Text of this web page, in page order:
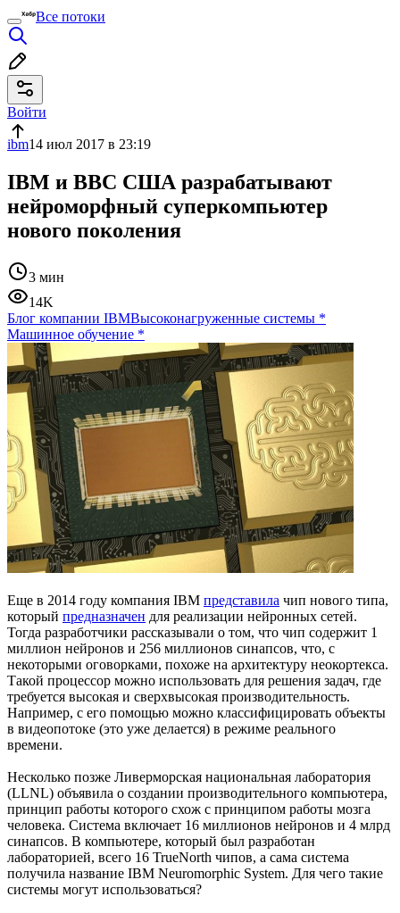
Все потоки
Войти
ibm14 июл 2017 в 23:19
IBM и ВВС США разрабатывают
нейроморфный суперкомпьютер
нового поколения
3 мин
14K
Блог компании IBMВысоконагруженные системы *
Машинное обучение *
Еще в 2014 году компания IBM представила чип нового типа,
который предназначен для реализации нейронных сетей.
Тогда разработчики рассказывали о том, что чип содержит 1
миллион нейронов и 256 миллионов синапсов, что, с
некоторыми оговорками, похоже на архитектуру неокортекса.
Такой процессор можно использовать для решения задач, где
требуется высокая и сверхвысокая производительность.
Например, с его помощью можно классифицировать объекты
в видеопотоке (это уже делается) в режиме реального
времени.
Несколько позже Ливерморская национальная лаборатория
(LLNL) объявила о создании производительного компьютера,
принцип работы которого схож с принципом работы мозга
человека. Система включает 16 миллионов нейронов и 4 млрд
синапсов. В компьютере, который был разработан
лабораторией, всего 16 TrueNorth чипов, а сама система
получила название IBM Neuromorphic System. Для чего такие
системы могут использоваться?